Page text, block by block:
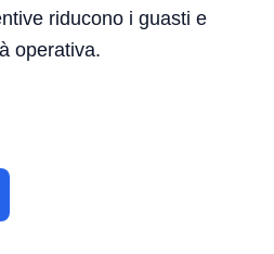
riducono i guasti e
operativa.